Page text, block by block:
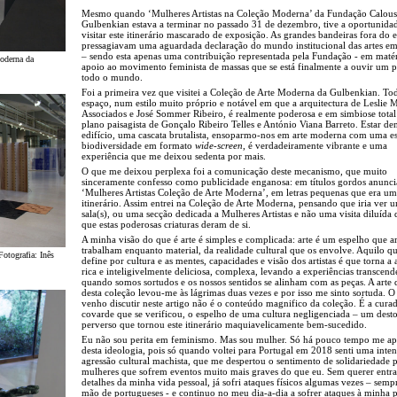
da
Inês
Mesmo quando ‘Mulheres Artistas na Coleção Moderna’ da Fundação
Gulbenkian estava a terminar no passado 31 de dezembro, tive a
visitar este itinerário mascarado de exposição. As grandes bandeiras fora do
pressagiavam uma aguardada declaração do mundo institucional das artes
– sendo esta apenas uma contribuição representada pela Fundação - em
apoio ao movimento feminista de massas que se está finalmente a ouvir um
todo o mundo.
Foi a primeira vez que visitei a Coleção de Arte Moderna da Gulbenkian.
espaço, num estilo muito próprio e notável em que a arquitectura de Leslie
Associados e José Sommer Ribeiro, é realmente poderosa e em simbiose
plano paisagista de Gonçalo Ribeiro Telles e António Viana Barreto. Estar
edifício, uma cascata brutalista, ensoparmo-nos em arte moderna com uma
biodiversidade em formato wide-screen , é verdadeiramente vibrante e uma
experiência que me deixou sedenta por mais.
O que me deixou perplexa foi a comunicação deste mecanismo, que muito
sinceramente confesso como publicidade enganosa: em títulos gordos
‘Mulheres Artistas Coleção de Arte Moderna’, em letras pequenas que era um
itinerário. Assim entrei na Coleção de Arte Moderna, pensando que iria ver
sala(s), ou uma secção dedicada a Mulheres Artistas e não uma visita diluída
que estas poderosas criaturas deram de si.
A minha visão do que é arte é simples e complicada: arte é um espelho que
trabalham enquanto material, da realidade cultural que os envolve. Aquilo
define por cultura e as mentes, capacidades e visão dos artistas é que torna a
rica e inteligivelmente deliciosa, complexa, levando a experiências
quando somos sortudos e os nossos sentidos se alinham com as peças. A arte
desta coleção levou-me às lágrimas duas vezes e por isso me sinto sortuda.
venho discutir neste artigo não é o conteúdo magnifico da coleção. É a
covarde que se verificou, o espelho de uma cultura negligenciada – um
perverso que tornou este itinerário maquiavelicamente bem-sucedido.
Eu não sou perita em feminismo. Mas sou mulher. Só há pouco tempo me
desta ideologia, pois só quando voltei para Portugal em 2018 senti uma
agressão cultural machista, que me despertou o sentimento de solidariedade
mulheres que sofrem eventos muito mais graves do que eu. Sem querer
detalhes da minha vida pessoal, já sofri ataques físicos algumas vezes –
mão de portugueses - e continuo no meu dia-a-dia a sofrer ataques à minha